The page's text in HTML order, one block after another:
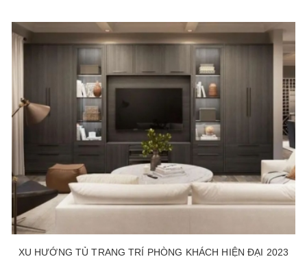
XU HƯỚNG TỦ TRANG TRÍ PHÒNG KHÁCH HIỆN ĐẠI 2023